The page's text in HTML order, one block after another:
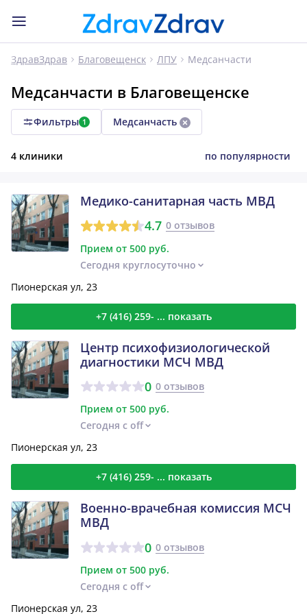
ЗдравЗдрав Благовещенск ЛПУ Медсанчасти
Медсанчасти в Благовещенске
Фильтры 1 Медсанчасть
4 клиники по популярности
Медико-санитарная часть МВД
4.7 0 отзывов
Прием от 500 руб.
Сегодня круглосуточно
Пионерская ул, 23
+7 (416) 259- ... показать
Центр психофизиологической
диагностики МСЧ МВД
0 0 отзывов
Прием от 500 руб.
Сегодня с off
Пионерская ул, 23
+7 (416) 259- ... показать
Военно-врачебная комиссия МСЧ
МВД
0 0 отзывов
Прием от 500 руб.
Сегодня с off
Пионерская ул, 23